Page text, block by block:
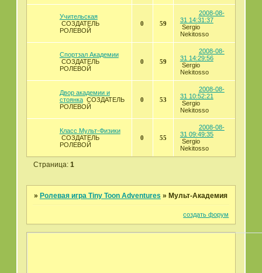
Учительская
СОЗДАТЕЛЬ
РОЛЕВОЙ
0 59
2008-08-
31 14:31:37
Sergio
Nekitosso
Спортзал Академии
СОЗДАТЕЛЬ
РОЛЕВОЙ
0 59
2008-08-
31 14:29:56
Sergio
Nekitosso
Двор академии и
стоянка СОЗДАТЕЛЬ
РОЛЕВОЙ
0 53
2008-08-
31 10:52:21
Sergio
Nekitosso
Класс Мульт-Физики
СОЗДАТЕЛЬ
РОЛЕВОЙ
0 55
2008-08-
31 09:49:35
Sergio
Nekitosso
Страница: 1
» Ролевая игра Tiny Toon Adventures » Мульт-Академия
создать форум